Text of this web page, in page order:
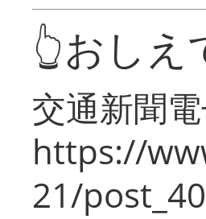
👆おし
交通新聞
https://
21/